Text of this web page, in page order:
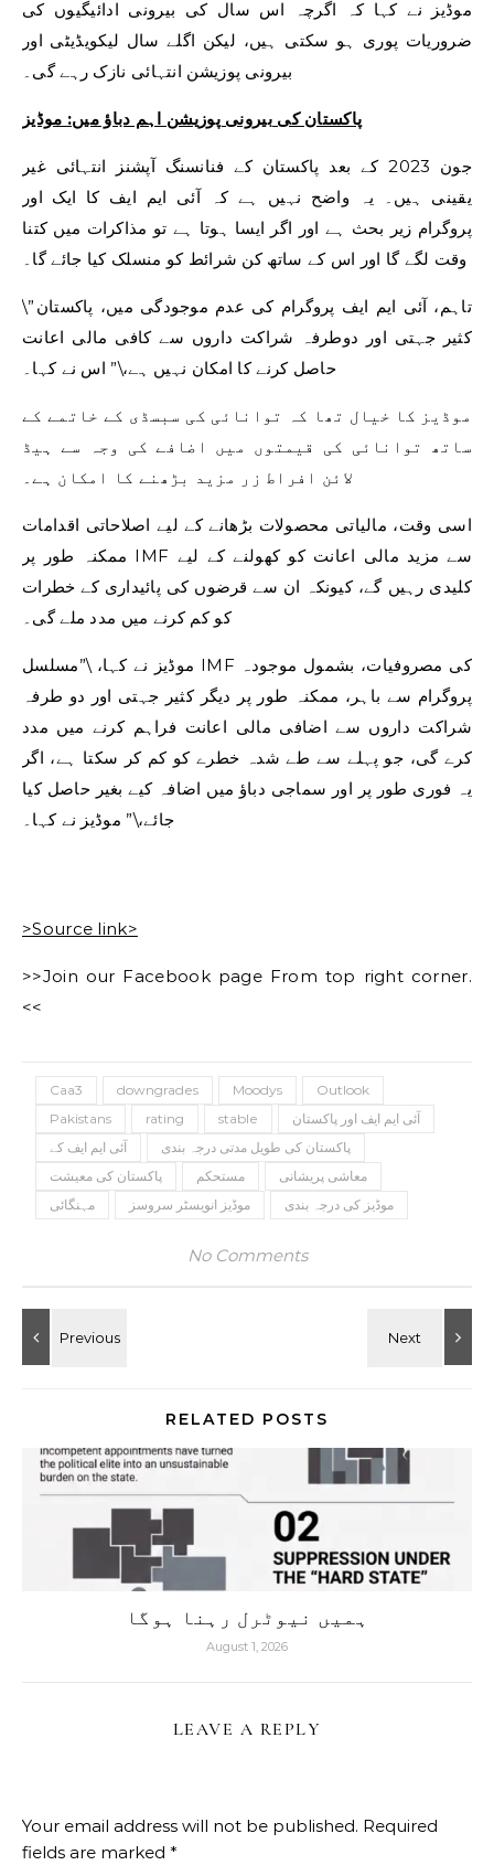
موڈیز نے کہا کہ اگرچہ اس سال کی بیرونی ادائیگیوں کی
ضروریات پوری ہو سکتی ہیں، لیکن اگلے سال لیکویڈیٹی اور
بیرونی پوزیشن انتہائی نازک رہے گی۔
پاکستان کی بیرونی پوزیشن اہم دباؤ میں: موڈیز
جون 2023 کے بعد پاکستان کے فنانسنگ آپشنز انتہائی غیر
یقینی ہیں۔ یہ واضح نہیں ہے کہ آئی ایم ایف کا ایک اور
پروگرام زیر بحث ہے اور اگر ایسا ہوتا ہے تو مذاکرات میں کتنا
وقت لگے گا اور اس کے ساتھ کن شرائط کو منسلک کیا جائے گا۔
\”تاہم، آئی ایم ایف پروگرام کی عدم موجودگی میں، پاکستان
کثیر جہتی اور دوطرفہ شراکت داروں سے کافی مالی اعانت
حاصل کرنے کا امکان نہیں ہے،\” اس نے کہا۔
موڈیز کا خیال تھا کہ توانائی کی سبسڈی کے خاتمے کے
ساتھ توانائی کی قیمتوں میں اضافے کی وجہ سے ہیڈ
لائن افراط زر مزید بڑھنے کا امکان ہے۔
اسی وقت، مالیاتی محصولات بڑھانے کے لیے اصلاحاتی اقدامات
ممکنہ طور پر IMF سے مزید مالی اعانت کو کھولنے کے لیے
کلیدی رہیں گے، کیونکہ ان سے قرضوں کی پائیداری کے خطرات
کو کم کرنے میں مدد ملے گی۔
موڈیز نے کہا، \”مسلسل IMF کی مصروفیات، بشمول موجودہ
پروگرام سے باہر، ممکنہ طور پر دیگر کثیر جہتی اور دو طرفہ
شراکت داروں سے اضافی مالی اعانت فراہم کرنے میں مدد
کرے گی، جو پہلے سے طے شدہ خطرے کو کم کر سکتا ہے، اگر
یہ فوری طور پر اور سماجی دباؤ میں اضافہ کیے بغیر حاصل کیا
جائے،\” موڈیز نے کہا۔
>Source link>
>>Join our Facebook page From top right corner.
<<
Caa3 downgrades Moodys
Outlook
Pakistans
rating stable
آئی ایم ایف اور پاکستان
آئی ایم ایف کے
پاکستان کی طویل مدتی درجہ بندی
پاکستان کی معیشت
مستحکم
معاشی پریشانی
مہنگائی
موڈیز انویسٹر سروسز موڈیز کی درجہ بندی
No Comments
RELATED POSTS
ہمیں نیوٹرل رہنا ہوگا
August 1, 2026
LEAVE A REPLY
Your email address will not be published. Required
fields are marked *